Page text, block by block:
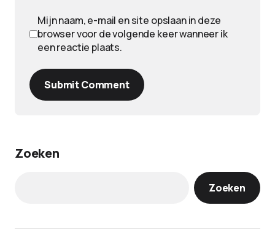
Mijn naam, e-mail en site opslaan in deze
browser voor de volgende keer wanneer ik
een reactie plaats.
Submit Comment
Zoeken
Zoeken